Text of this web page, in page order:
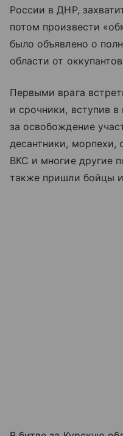
России в ДНР,
потом произвести
было объявлено о
области от
Первыми врага
и срочники, вступив
за освобождение
десантники, морпехи,
ВКС и многие другие
также пришли бойцы